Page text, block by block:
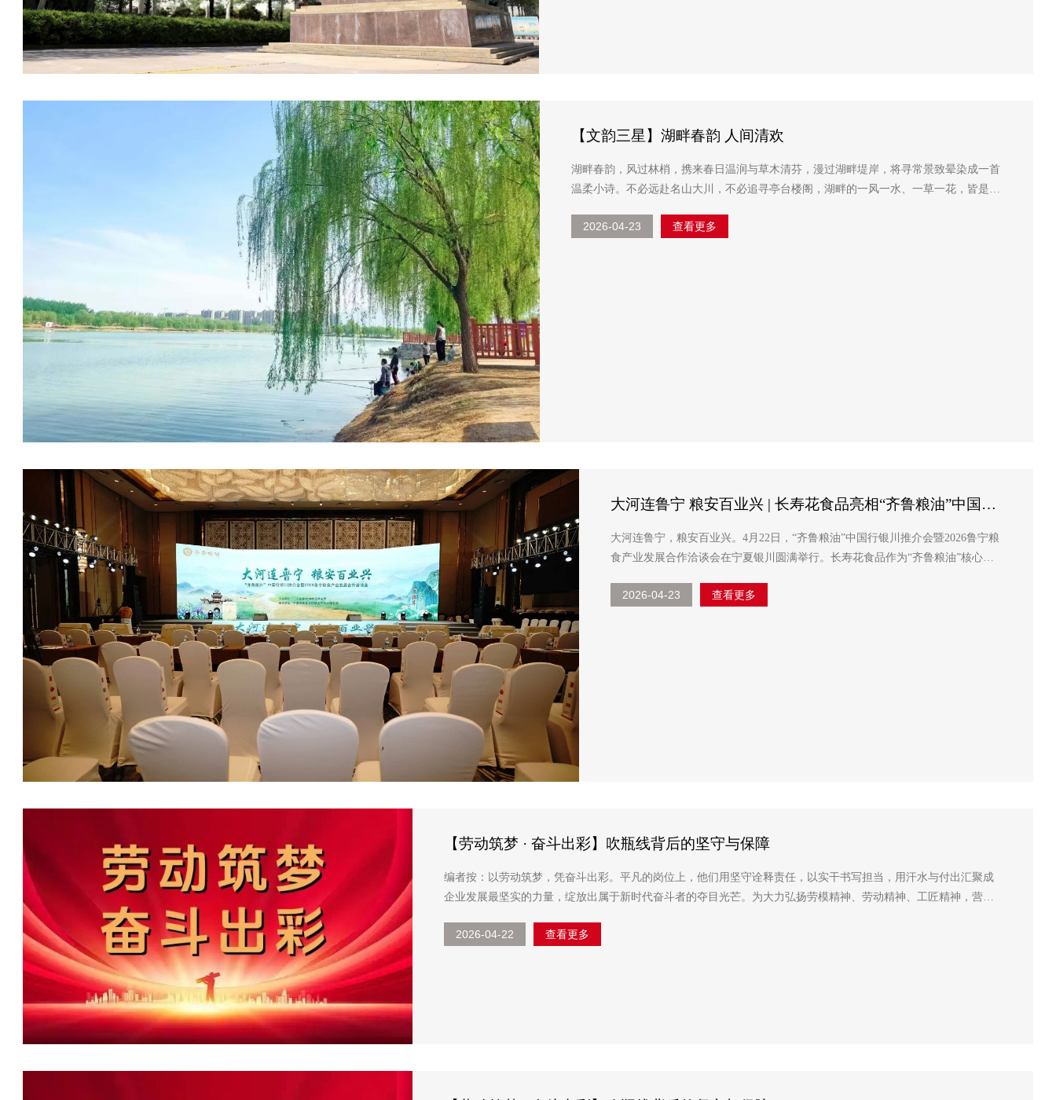
【文韵三星】湖畔春韵 人间清欢
湖畔春韵，风过林梢，携来春日温润与草木清芬，漫过湖畔堤岸，将寻常景致晕染成一首
温柔小诗。不必远赴名山大川，不必追寻亭台楼阁，湖畔的一风一水、一草一花，皆是时
2026-04-23 查看更多
大河连鲁宁 粮安百业兴 | 长寿花食品亮相“齐鲁粮油”中国行
大河连鲁宁，粮安百业兴。4月22日，“齐鲁粮油”中国行银川推介会暨2026鲁宁粮
食产业发展合作洽谈会在宁夏银川圆满举行。长寿花食品作为“齐鲁粮油”核心品
产业链优势，向西北市场传递“科...
2026-04-23 查看更多
【劳动筑梦 · 奋斗出彩】吹瓶线背后的坚守与保障
编者按：以劳动筑梦，凭奋斗出彩。平凡的岗位上，他们用坚守诠释责任，以实干书写担当，用汗水与付出汇聚成
企业发展最坚实的力量，绽放出属于新时代奋斗者的夺目光芒。为大力弘扬劳模精神、劳动精神、工匠精神，营造
2026-04-22 查看更多